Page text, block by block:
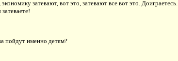
затевают, вот это, затевают все вот это. Доиграетесь.
пойдут именно детям?